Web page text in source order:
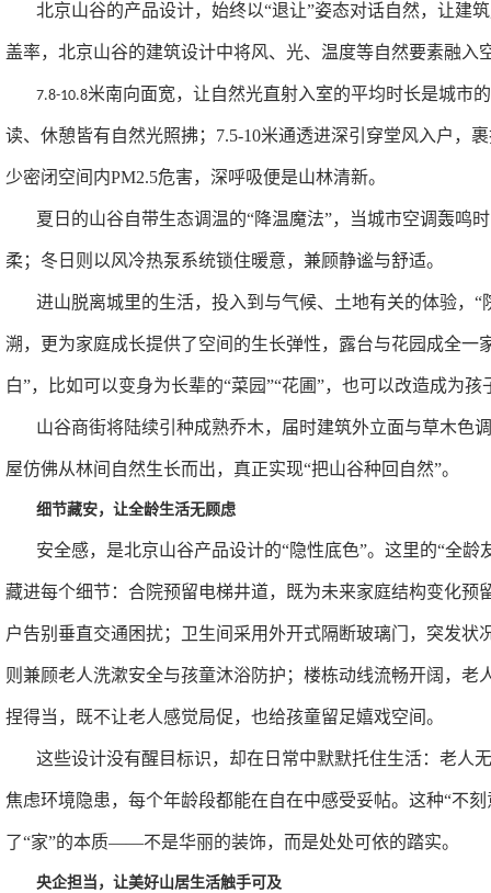
北京山谷的产品设计，始终以“退让”姿态对话自然，让建
盖率，北京山谷的建筑设计中将风、光、温度等自然要素融入
7.8-10.8米南向面宽，让自然光直射入室的平均时长是城市的
读、休憩皆有自然光照拂； 7.5-10米通透进深引穿堂风入户，
少密闭空间内PM2.5危害，深呼吸便是山林清新。
夏日的山谷自带生态调温的“降温魔法”，当城市空调轰鸣
柔；冬日则以风冷热泵系统锁住暖意，兼顾静谧与舒适。
进山脱离城里的生活，投入到与气候、土地有关的体验，
溯，更为家庭成长提供了空间的生长弹性，露台与花园成全一
白”，比如可以变身为长辈的“菜园”“花圃”，也可以改造成为孩
山谷商街将陆续引种成熟乔木，届时建筑外立面与草木色
屋仿佛从林间自然生长而出，真正实现“把山谷种回自然”。
细节藏安，让全龄生活无顾虑
安全感，是北京山谷产品设计的“隐性底色”。这里的“全龄
藏进每个细节：合院预留电梯井道，既为未来家庭结构变化
户告别垂直交通困扰；卫生间采用外开式隔断玻璃门，突发
则兼顾老人洗漱安全与孩童沐浴防护；楼栋动线流畅开阔，
捏得当，既不让老人感觉局促，也给孩童留足嬉戏空间。
这些设计没有醒目标识，却在日常中默默托住生活：老人
焦虑环境隐患，每个年龄段都能在自在中感受妥帖。这种“不刻
了“家”的本质——不是华丽的装饰，而是处处可依的踏实。
央企担当，让美好山居生活触手可及